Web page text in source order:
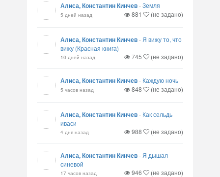
Алиса, Константин Кинчев-Земля
5 дней назад 881 (не задано)
Алиса, Константин Кинчев- Я вижу то, что
вижу (Красная книга)
10 дней назад 745 (не задано)
Алиса, Константин Кинчев- Каждую ночь
5 часов назад 848 (не задано)
Алиса, Константин Кинчев- Как сельдь
иваси
4 дня назад 988 (не задано)
Алиса, Константин Кинчев- Я дышал
синевой
17 часов назад 946 (не задано)